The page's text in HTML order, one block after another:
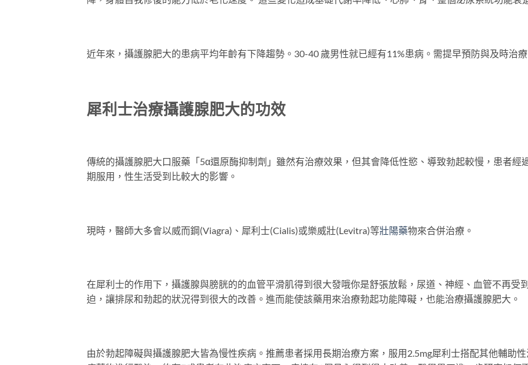
近年來，攝護腺肥大的患病平均年齡有下降趨勢。30-40 歲男性就已經有11%患病。需提早預防與及時治療
犀利士治療攝護腺肥大的功效
傳統的攝護腺肥大口服藥「5α還原酶抑制劑」雖然有治療效果，但其會降低性慾、導致勃起較慢，患者經
期服用，性生活受到比較大的影響。
現時，醫師大多會以威而鋼(Viagra)、犀利士(Cialis)或樂威壯(Levitra)等壯陽藥物來合併治療。
在犀利士的作用下，攝護腺與膀胱的的血管平滑肌得到很大發哦你是舒張放鬆，尿道、神經、血管不再受
迫，讓排尿和勃起的狀況得到很大的改善。進而能使該藥用來治療勃起功能障礙，也能治療攝護腺肥大。
由於勃起障礙與攝護腺肥大皆為慢性疾病。推薦患者採用長期治療方案，服用2.5mg犀利士搭配其他輔助性